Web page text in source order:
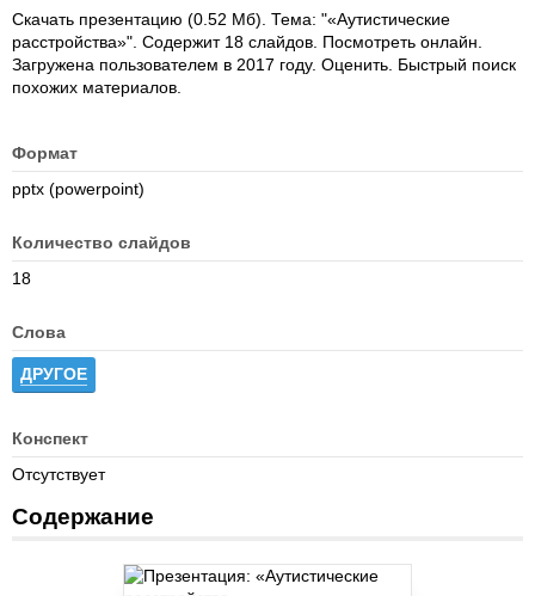
Скачать презентацию (0.52 Мб). Тема: "«Аутистические
расстройства»". Содержит 18 слайдов. Посмотреть онлайн.
Загружена пользователем в 2017 году. Оценить. Быстрый поиск
похожих материалов.
Формат
pptx (powerpoint)
Количество слайдов
18
Слова
ДРУГОЕ
Конспект
Отсутствует
Содержание